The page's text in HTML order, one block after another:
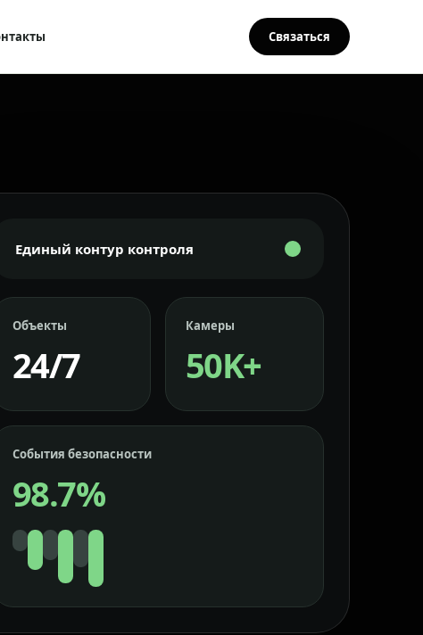
Связаться
Единый контур контроля
Объекты
24/7
Камеры
50K+
События безопасности
98.7%